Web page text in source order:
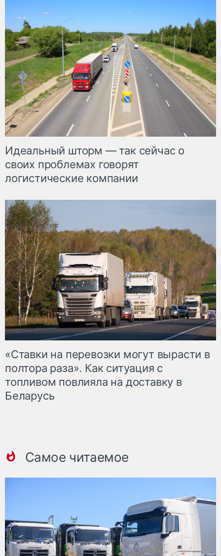
Идеальный шторм — так сейчас о
своих проблемах говорят
логистические компании
«Ставки на перевозки могут вырасти в
полтора раза». Как ситуация с
топливом повлияла на доставку в
Беларусь
Самое читаемое